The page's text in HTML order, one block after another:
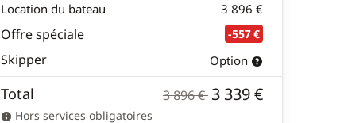
Location du bateau 3 896 €
Offre spéciale -557 €
Skipper Option
Total 3 896 € 3 339 €
Hors services obligatoires